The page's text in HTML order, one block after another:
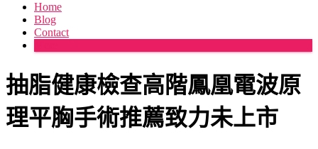
Home
Blog
Contact
抽脂健康檢查高階鳳凰電波原
理平胸手術推薦致力未上市